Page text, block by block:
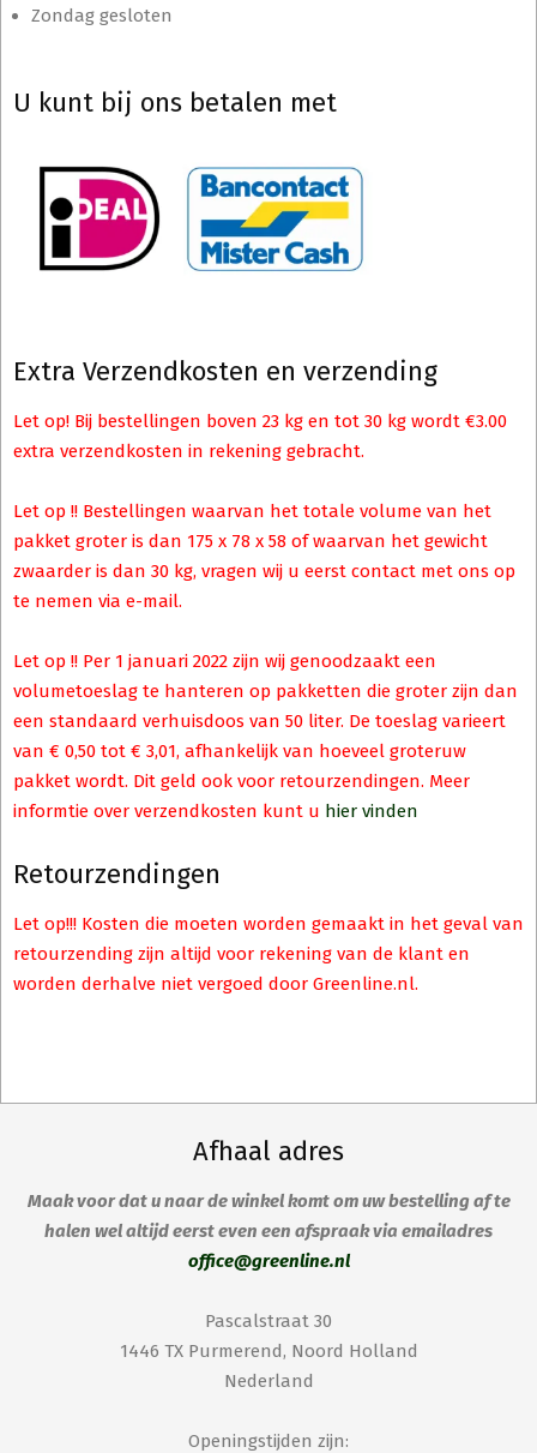
Zondag gesloten
U kunt bij ons betalen met
Extra Verzendkosten en verzending
Let op! Bij bestellingen boven 23 kg en tot 30 kg wordt €3.00
extra verzendkosten in rekening gebracht.
Let op !! Bestellingen waarvan het totale volume van het
pakket groter is dan 175 x 78 x 58 of waarvan het gewicht
zwaarder is dan 30 kg, vragen wij u eerst contact met ons op
te nemen via e-mail.
Let op !! Per 1 januari 2022 zijn wij genoodzaakt een
volumetoeslag te hanteren op pakketten die groter zijn dan
een standaard verhuisdoos van 50 liter. De toeslag varieert
van € 0,50 tot € 3,01, afhankelijk van hoeveel groteruw
pakket wordt. Dit geld ook voor retourzendingen. Meer
informtie over verzendkosten kunt u hier vinden
Retourzendingen
Let op!!! Kosten die moeten worden gemaakt in het geval van
retourzending zijn altijd voor rekening van de klant en
worden derhalve niet vergoed door Greenline.nl.
Afhaal adres
Maak voor dat u naar de winkel komt om uw bestelling af te
halen wel altijd eerst even een afspraak via emailadres
office@greenline.nl
Pascalstraat 30
1446 TX Purmerend, Noord Holland
Nederland
Openingstijden zijn: